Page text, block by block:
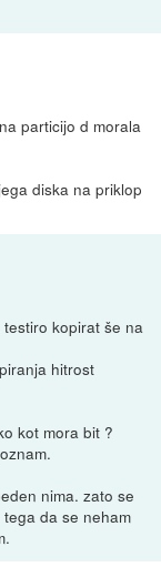
particijo d morala
diska na priklop
kopirat še na
hitrost
kot mora bit ?
nima. zato se
da se neham